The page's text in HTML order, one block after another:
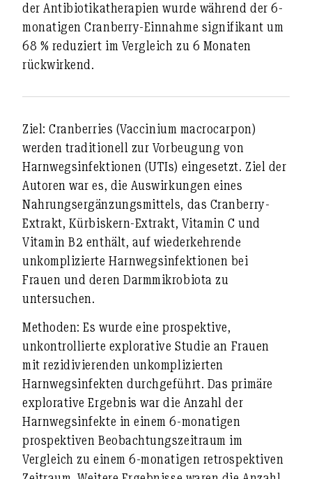
der Antibiotikatherapien wurde während der 6-
monatigen Cranberry-Einnahme signifikant um
68 % reduziert im Vergleich zu 6 Monaten
rückwirkend.
Ziel: Cranberries (Vaccinium macrocarpon)
werden traditionell zur Vorbeugung von
Harnwegsinfektionen (UTIs) eingesetzt. Ziel der
Autoren war es, die Auswirkungen eines
Nahrungsergänzungsmittels, das Cranberry-
Extrakt, Kürbiskern-Extrakt, Vitamin C und
Vitamin B2 enthält, auf wiederkehrende
unkomplizierte Harnwegsinfektionen bei
Frauen und deren Darmmikrobiota zu
untersuchen.
Methoden: Es wurde eine prospektive,
unkontrollierte explorative Studie an Frauen
mit rezidivierenden unkomplizierten
Harnwegsinfekten durchgeführt. Das primäre
explorative Ergebnis war die Anzahl der
Harnwegsinfekte in einem 6-monatigen
prospektiven Beobachtungszeitraum im
Vergleich zu einem 6-monatigen retrospektiven